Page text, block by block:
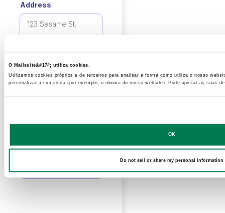
O Mailsuite&#174; utiliza cookies.
Utilizamos cookies próprios e de terceiros para analisar a forma como utiliza o nosso
personalizar a sua visita (por exemplo, o idioma do nosso website). Pode ajustar as suas
OK
Do not sell or share my personal information
Address